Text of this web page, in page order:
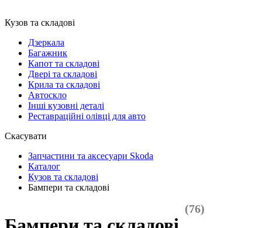
Кузов та складові
Дзеркала
Багажник
Капот та складові
Двері та складові
Крила та складові
Автоскло
Інші кузовні деталі
Реставраційні олівці для авто
Скасувати
Запчастини та аксесуари Skoda
Каталог
Кузов та складові
Бампери та складові
(76)